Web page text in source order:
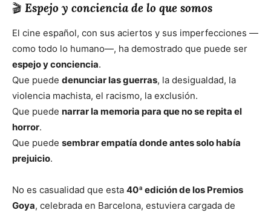
🎬 Espejo y conciencia de lo que somos
El cine español, con sus aciertos y sus imperfecciones —
como todo lo humano—, ha demostrado que puede ser
espejo y conciencia.
Que puede denunciar las guerras, la desigualdad, la
violencia machista, el racismo, la exclusión.
Que puede narrar la memoria para que no se repita el
horror.
Que puede sembrar empatía donde antes solo había
prejuicio.
No es casualidad que esta 40ª edición de los Premios
Goya, celebrada en Barcelona, estuviera cargada de